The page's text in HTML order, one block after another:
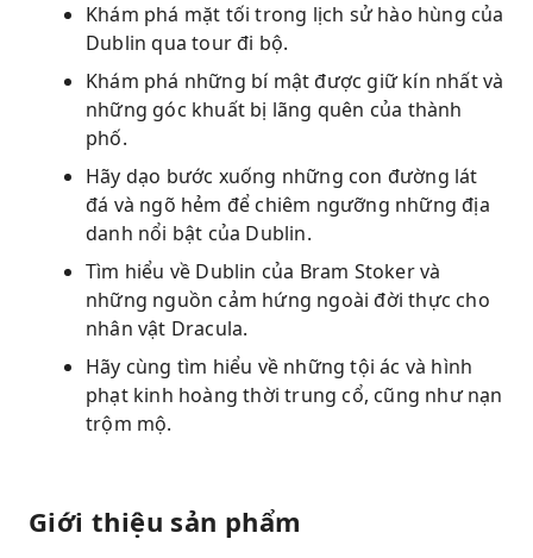
Khám phá mặt tối trong lịch sử hào hùng của
Dublin qua tour đi bộ.
Khám phá những bí mật được giữ kín nhất và
những góc khuất bị lãng quên của thành
phố.
Hãy dạo bước xuống những con đường lát
đá và ngõ hẻm để chiêm ngưỡng những địa
danh nổi bật của Dublin.
Tìm hiểu về Dublin của Bram Stoker và
những nguồn cảm hứng ngoài đời thực cho
nhân vật Dracula.
Hãy cùng tìm hiểu về những tội ác và hình
phạt kinh hoàng thời trung cổ, cũng như nạn
trộm mộ.
Giới thiệu sản phẩm